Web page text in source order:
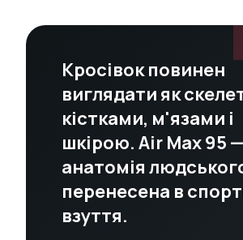
Кросівок повинен
виглядати як
кістками, м'язами і
шкірою. Air Max 95
анатомія
перенесена в
взуття.